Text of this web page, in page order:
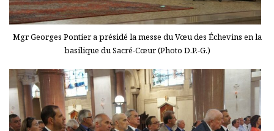
Mgr Georges Pontier a présidé la messe du Vœu des Échevins en la
basilique du Sacré-Cœur (Photo D.P.-G.)